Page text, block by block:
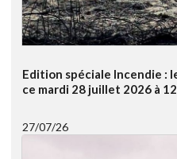
Edition spéciale Incendie :
ce mardi 28 juillet 2026 à
27/07/26